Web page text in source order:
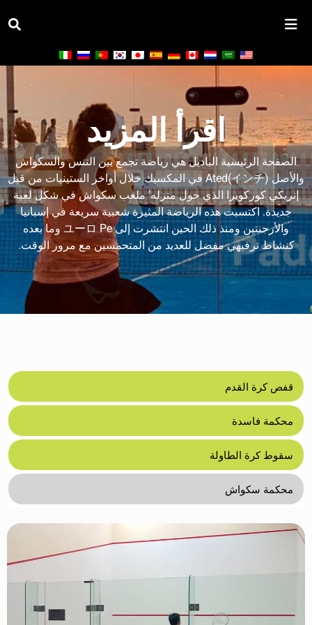
اقرأ المزيد
الصفحة الرئيسية الباديل هي رياضة تجمع بين التنس والسكواش
والأصل (インチ)ated في المكسيك خلال أواخر الستينيات من قبل
إنريكي كوركويرا الذي حول منزله’ ملعب سكواش في شكل لعبة
جديدة. اكتسبت هذه الرياضة المثيرة شعبية سريعة في إسبانيا
والأرجنتين ومنذ ذلك الحين انتشرت إلى ユーロ Pe وما بعده
كنشاط ترفيهي مفضل للعديد من المتحمسين مع مرور الوقت.
قفص كرة القدم
محكمة فاسدة
سقوط كرة الطاولة
محكمة سكواش